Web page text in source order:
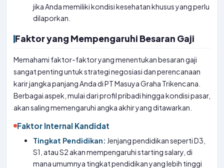
jika Anda memiliki kondisi kesehatan khusus yang perlu
dilaporkan.
Faktor yang Mempengaruhi Besaran Gaji
Memahami faktor-faktor yang menentukan besaran gaji
sangat penting untuk strategi negosiasi dan perencanaan
karir jangka panjang Anda di PT Masuya Graha Trikencana.
Berbagai aspek, mulai dari profil pribadi hingga kondisi pasar,
akan saling memengaruhi angka akhir yang ditawarkan.
Faktor Internal Kandidat
Tingkat Pendidikan: Jenjang pendidikan seperti D3,
S1, atau S2 akan mempengaruhi starting salary, di
mana umumnya tingkat pendidikan yang lebih tinggi